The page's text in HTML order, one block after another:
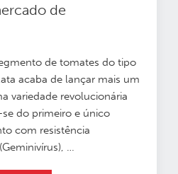
de
de tomates do tipo
acaba de lançar mais um
variedade revolucionária
do primeiro e único
com resistência
…